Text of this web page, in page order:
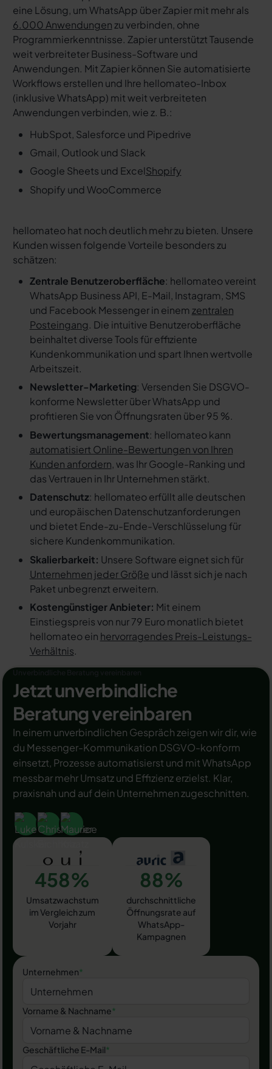
eine Lösung, um WhatsApp über Zapier mit mehr als
6.000 Anwendungenzu verbinden, ohne
Programmierkenntnisse. Zapier unterstützt Tausende
weit verbreiteter Business-Software und
Anwendungen. Mit Zapier können Sie automatisierte
Workflows erstellen und Ihre hellomateo-Inbox
(inklusive WhatsApp) mit weit verbreiteten
Anwendungen verbinden, wie z. B.:
HubSpot, Salesforce und Pipedrive
Gmail, Outlook und Slack
Google Sheets und ExcelShopify
Shopify und WooCommerce
hellomateo hat noch deutlich mehr zu bieten. Unsere
Kunden wissen folgende Vorteile besonders zu
schätzen:
Zentrale Benutzeroberfläche: hellomateo vereint
WhatsApp Business API, E-Mail, Instagram, SMS
und Facebook Messenger in einem zentralen
Posteingang. Die intuitive Benutzeroberfläche
beinhaltet diverse Tools für effiziente
Kundenkommunikation und spart Ihnen wertvolle
Arbeitszeit.
Newsletter-Marketing: Versenden Sie DSGVO-
konforme Newsletter über WhatsApp und
profitieren Sie von Öffnungsraten über 95 %.
Bewertungsmanagement: hellomateo kann
automatisiert Online-Bewertungen von Ihren
Kunden anfordern, was Ihr Google-Ranking und
das Vertrauen in Ihr Unternehmen stärkt.
Datenschutz: hellomateo erfüllt alle deutschen
und europäischen Datenschutzanforderungen
und bietet Ende-zu-Ende-Verschlüsselung für
sichere Kundenkommunikation.
Skalierbarkeit: Unsere Software eignet sich für
Unternehmen jeder Größe und lässt sich je nach
Paket unbegrenzt erweitern.
Kostengünstiger Anbieter: Mit einem
Einstiegspreis von nur 79 Euro monatlich bietet
hellomateo ein hervorragendes Preis-Leistungs-
Verhältnis.
Jetzt unverbindliche
Beratung vereinbaren
In einem unverbindlichen Gespräch zeigen wir dir, wie
du Messenger-Kommunikation DSGVO-konform
einsetzt, Prozesse automatisierst und mit WhatsApp
messbar mehr Umsatz und Effizienz erzielst. Klar,
praxisnah und auf dein Unternehmen zugeschnitten.
458%
Umsatzwachstum
im Vergleich zum
Vorjahr
88%
durchschnittliche
Öffnungsrate auf
WhatsApp-
Kampagnen
Unternehmen*
Vorname & Nachname*
Geschäftliche E-Mail*